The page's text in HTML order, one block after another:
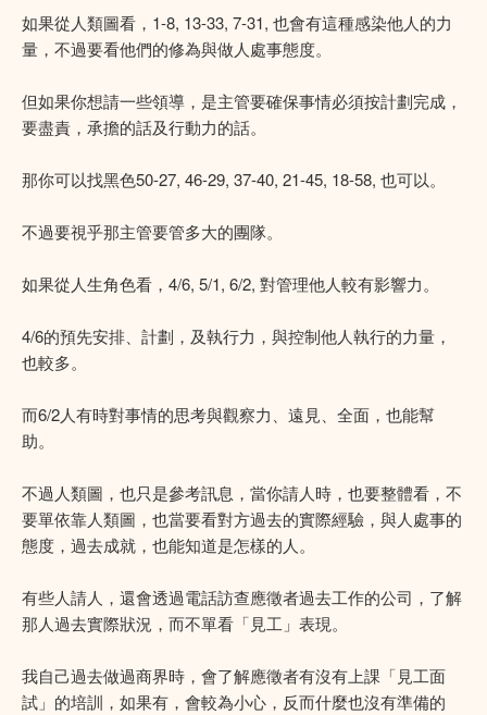
如果從人類圖看，1-8, 13-33, 7-31, 也會有這種感染他人的力
量，不過要看他們的修為與做人處事態度。
但如果你想請一些領導，是主管要確保事情必須按計劃完成，
要盡責，承擔的話及行動力的話。
那你可以找黑色50-27, 46-29, 37-40, 21-45, 18-58, 也可以。
不過要視乎那主管要管多大的團隊。
如果從人生角色看，4/6, 5/1, 6/2, 對管理他人較有影響力。
4/6的預先安排、計劃，及執行力，與控制他人執行的力量，
也較多。
而6/2人有時對事情的思考與觀察力、遠見、全面，也能幫
助。
不過人類圖，也只是參考訊息，當你請人時，也要整體看，不
要單依靠人類圖，也當要看對方過去的實際經驗，與人處事的
態度，過去成就，也能知道是怎樣的人。
有些人請人，還會透過電話訪查應徵者過去工作的公司，了解
那人過去實際狀況，而不單看「見工」表現。
我自己過去做過商界時，會了解應徵者有沒有上課「見工面
試」的培訓，如果有，會較為小心，反而什麼也沒有準備的